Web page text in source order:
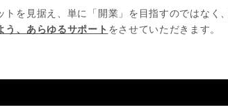
を見据え、単に「開業」を目指すのではなく、
う、あらゆるサポート をさせていただきます。